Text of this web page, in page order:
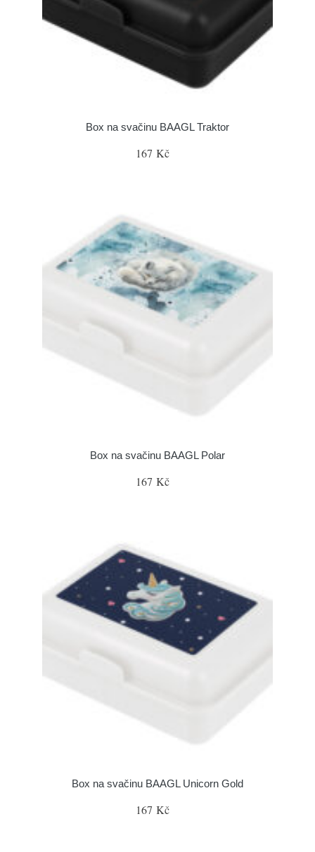
Box na svačinu BAAGL Traktor
167 Kč
Box na svačinu BAAGL Polar
167 Kč
Box na svačinu BAAGL Unicorn Gold
167 Kč